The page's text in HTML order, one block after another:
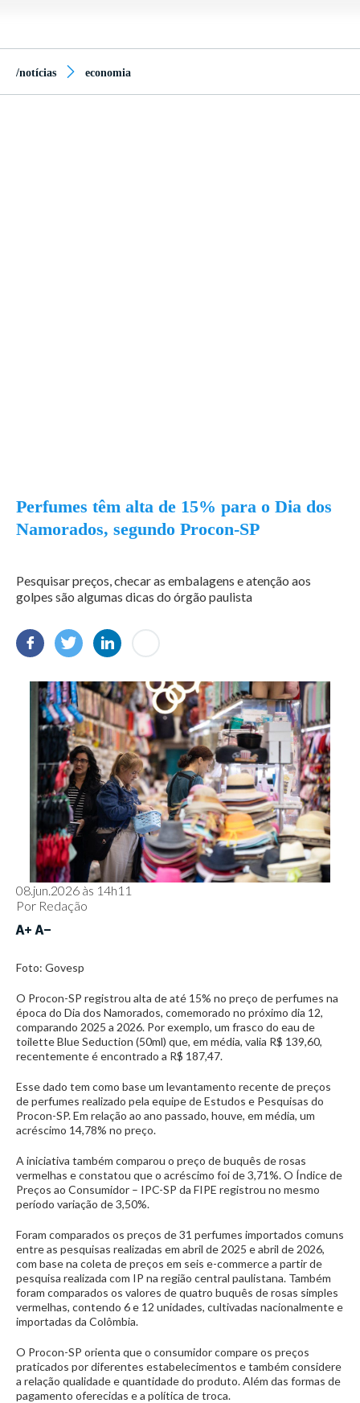
/notícias economia
Perfumes têm alta de 15% para o Dia dos
Namorados, segundo Procon-SP
Pesquisar preços, checar as embalagens e atenção aos
golpes são algumas dicas do órgão paulista
08.jun.2026 às 14h11
Por Redação
Foto: Govesp
O Procon-SP registrou alta de até 15% no preço de perfumes na
época do Dia dos Namorados, comemorado no próximo dia 12,
comparando 2025 a 2026. Por exemplo, um frasco do eau de
toilette Blue Seduction (50ml) que, em média, valia R$ 139,60,
recentemente é encontrado a R$ 187,47.
Esse dado tem como base um levantamento recente de preços
de perfumes realizado pela equipe de Estudos e Pesquisas do
Procon-SP. Em relação ao ano passado, houve, em média, um
acréscimo 14,78% no preço.
A iniciativa também comparou o preço de buquês de rosas
vermelhas e constatou que o acréscimo foi de 3,71%. O Índice de
Preços ao Consumidor – IPC-SP da FIPE registrou no mesmo
período variação de 3,50%.
Foram comparados os preços de 31 perfumes importados comuns
entre as pesquisas realizadas em abril de 2025 e abril de 2026,
com base na coleta de preços em seis e-commerce a partir de
pesquisa realizada com IP na região central paulistana. Também
foram comparados os valores de quatro buquês de rosas simples
vermelhas, contendo 6 e 12 unidades, cultivadas nacionalmente e
importadas da Colômbia.
O Procon-SP orienta que o consumidor compare os preços
praticados por diferentes estabelecimentos e também considere
a relação qualidade e quantidade do produto. Além das formas de
pagamento oferecidas e a política de troca.